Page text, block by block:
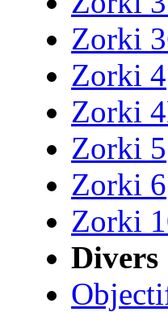
Zorki
Zorki 4
Zorki
Zorki 5
Zorki 6
Zorki
Divers